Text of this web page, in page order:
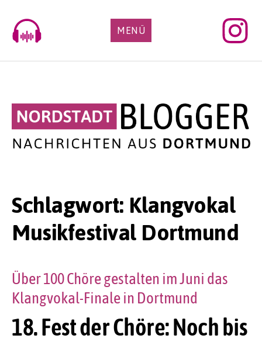
content
MENÜ
Schlagwort: Klangvokal
Musikfestival Dortmund
18. Fest der Chöre: Noch bis
Über 100 Chöre gestalten im Juni das
Klangvokal-Finale in Dortmund